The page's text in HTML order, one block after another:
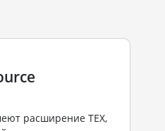
расширение TEX,